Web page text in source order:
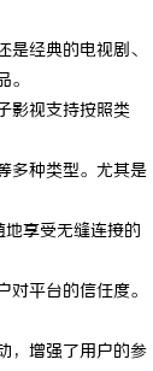
经典的电视剧、
影视支持按照类
多种类型。尤其是
享受无缝连接的
平台的信任度。
，增强了用户的参